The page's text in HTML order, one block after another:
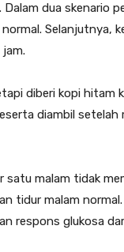
dua skenario
Selanjutnya,
diberi kopi hitam
diambil setelah
malam tidak
tidur malam
respons glukosa